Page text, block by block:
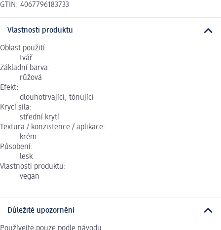
GTIN: 4067796183733
Vlastnosti produktu
Oblast použití:
tvář
Základní barva:
růžová
Efekt:
dlouhotrvající, tónující
Krycí síla:
střední krytí
Textura / konzistence / aplikace:
krém
Působení:
lesk
Vlastnosti produktu:
vegan
Důležité upozornění